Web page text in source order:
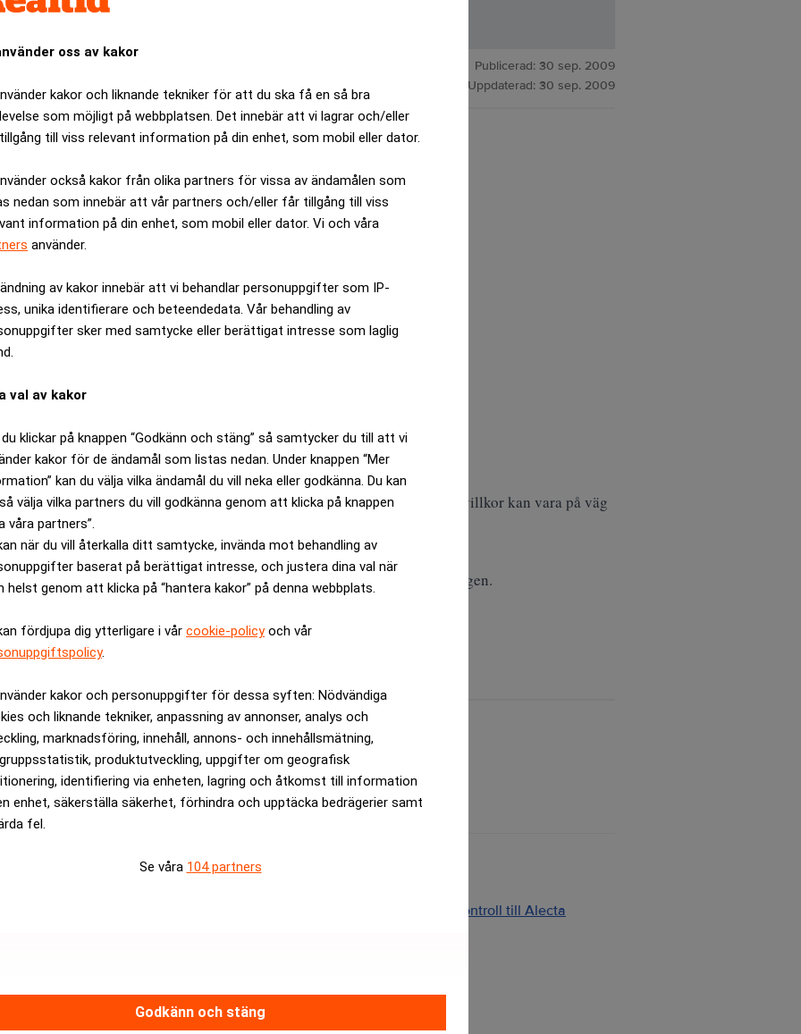
oss av kakor
kakor och liknande tekniker för att du ska få en så bra
som möjligt på webbplatsen. Det innebär att vi lagrar och/eller
till viss relevant information på din enhet, som mobil eller dator.
också kakor från olika partners för vissa av ändamålen som
nedan som innebär att vår partners och/eller får tillgång till viss
information på din enhet, som mobil eller dator. Vi och våra
använder.
av kakor innebär att vi behandlar personuppgifter som IP-
unika identifierare och beteendedata. Vår behandling av
sker med samtycke eller berättigat intresse som laglig
val av kakor
klickar på knappen “Godkänn och stäng” så samtycker du till att vi
kakor för de ändamål som listas nedan. Under knappen “Mer
kan du välja vilka ändamål du vill neka eller godkänna. Du kan
välja vilka partners du vill godkänna genom att klicka på knappen
våra partners”.
när du vill återkalla ditt samtycke, invända mot behandling av
baserat på berättigat intresse, och justera dina val när
helst genom att klicka på “hantera kakor” på denna webbplats.
fördjupa dig ytterligare i vår cookie-policyoch vår
.
kakor och personuppgifter för dessa syften: Nödvändiga
och liknande tekniker, anpassning av annonser, analys och
marknadsföring, innehåll, annons- och innehållsmätning,
produktutveckling, uppgifter om geografisk
identifiering via enheten, lagring och åtkomst till information
enhet, säkerställa säkerhet, förhindra och upptäcka bedrägerier samt
fel.
Se våra 104 partners
Godkänn och stäng
Publicerad: 30 sep. 2009
Uppdaterad: 30 sep. 2009
på onsdagsförmiddagen.
ANNONS
förhandlingar med facken om försämrade löner och anställningsvillkor kan vara på väg
säger Nicholas Fischer, fackordförande för HK Luftfart, till tidningen.
på lika villkor med lågprisbolagen, skriver tidningen vidare.
och pilotfacket för en kommentar.
är kostnadsfritt:
Medarbetare inom Intern styrning och kontroll till Alecta